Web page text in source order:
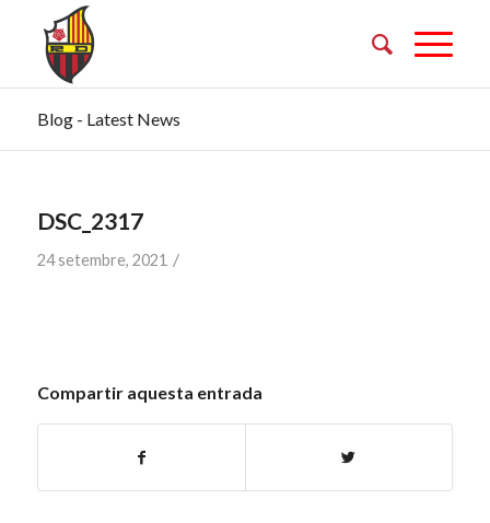
Blog - Latest News
DSC_2317
24 setembre, 2021 /
Compartir aquesta entrada